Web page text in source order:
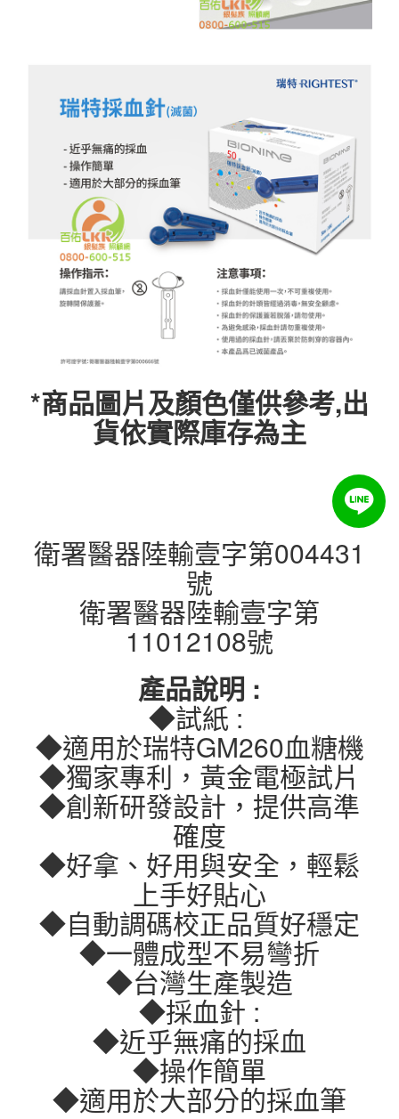
*商品圖片及顏色僅供參考,出
貨依實際庫存為主
衛署醫器陸輸壹字第004431
號
衛署醫器陸輸壹字第
11012108號
產品說明 :
◆試紙 :
◆適用於瑞特GM260血糖機
◆獨家專利，黃金電極試片
◆創新研發設計，提供高準
確度
◆好拿、好用與安全，輕鬆
上手好貼心
◆自動調碼校正品質好穩定
◆一體成型不易彎折
◆台灣生產製造
◆採血針 :
◆近乎無痛的採血
◆操作簡單
◆適用於大部分的採血筆